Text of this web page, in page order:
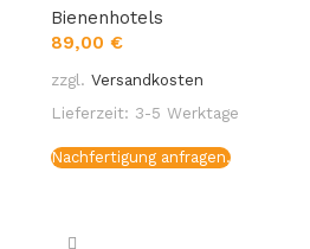
Bienenhotels
89,00 €
zzgl. Versandkosten
Lieferzeit: 3-5 Werktage
Nachfertigung anfragen.